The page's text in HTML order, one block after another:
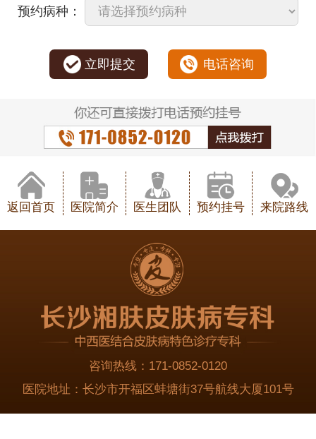
预约病种：
立即提交 电话咨询
返回首页 医院简介 医生团队 预约挂号 来院路线
咨询热线： 171-0852-0120
医院地址： 长沙市开福区蚌塘街37号航线大厦101号